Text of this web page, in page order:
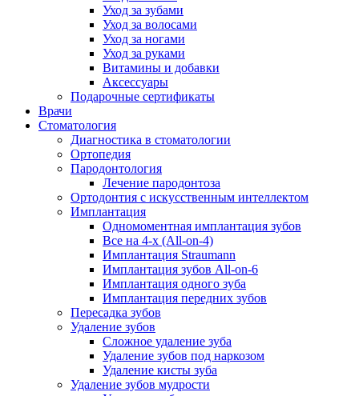
Уход за зубами
Уход за волосами
Уход за ногами
Уход за руками
Витамины и добавки
Аксессуары
Подарочные сертификаты
Врачи
Стоматология
Диагностика в стоматологии
Ортопедия
Пародонтология
Лечение пародонтоза
Ортодонтия с искусственным интеллектом
Имплантация
Одномоментная имплантация зубов
Все на 4-х (All-on-4)
Имплантация Straumann
Имплантация зубов All-on-6
Имплантация одного зуба
Имплантация передних зубов
Пересадка зубов
Удаление зубов
Сложное удаление зуба
Удаление зубов под наркозом
Удаление кисты зуба
Удаление зубов мудрости